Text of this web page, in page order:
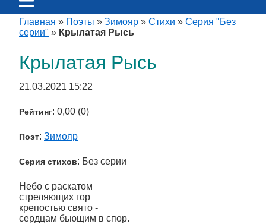
Главная » Поэты » Зимояр » Стихи » Серия "Без
серии" » Крылатая Рысь
Крылатая Рысь
21.03.2021 15:22
Рейтинг: 0,00 (0)
Поэт: Зимояр
Серия стихов: Без серии
Небо с раскатом
стреляющих гор
крепостью свято -
сердцам бьющим в спор.